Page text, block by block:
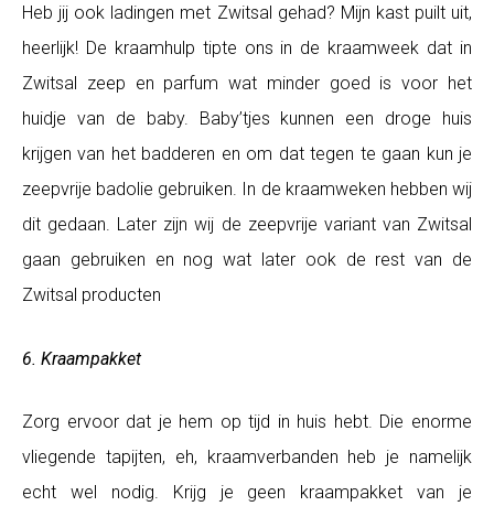
Heb jij ook ladingen met Zwitsal gehad? Mijn kast puilt uit,
heerlijk! De kraamhulp tipte ons in de kraamweek dat in
Zwitsal zeep en parfum wat minder goed is voor het
huidje van de baby. Baby’tjes kunnen een droge huis
krijgen van het badderen en om dat tegen te gaan kun je
zeepvrije badolie gebruiken. In de kraamweken hebben wij
dit gedaan. Later zijn wij de zeepvrije variant van Zwitsal
gaan gebruiken en nog wat later ook de rest van de
Zwitsal producten
6. Kraampakket
Zorg ervoor dat je hem op tijd in huis hebt. Die enorme
vliegende tapijten, eh, kraamverbanden heb je namelijk
echt wel nodig. Krijg je geen kraampakket van je